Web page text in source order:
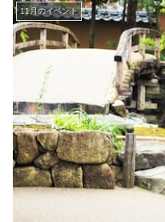
11月のイベント